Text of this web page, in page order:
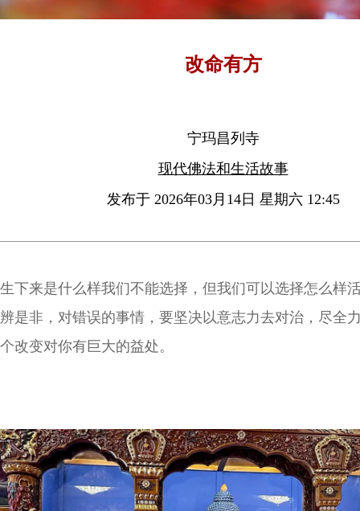
改命有方
宁玛昌列寺
现代佛法和生活故事
发布于 2026年03月14日 星期六 12:45
生下来是什么样我们不能选择，但我们可以选择怎么样
辨是非，对错误的事情，要坚决以意志力去对治，尽全
个改变对你有巨大的益处。